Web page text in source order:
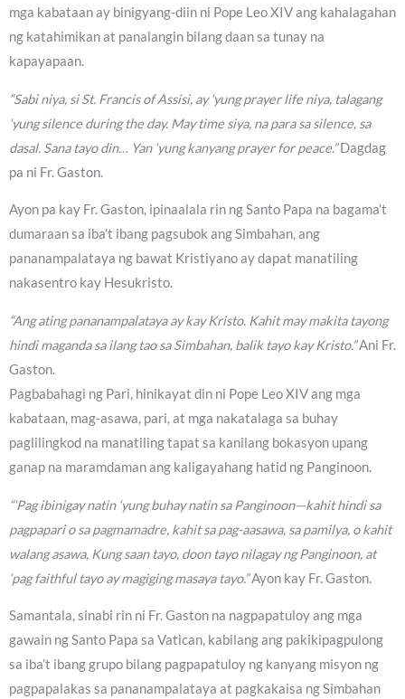
mga kabataan ay binigyang-diin ni Pope Leo XIV ang kahalagahan
ng katahimikan at panalangin bilang daan sa tunay na
kapayapaan.
“Sabi niya, si St. Francis of Assisi, ay ‘yung prayer life niya, talagang
‘yung silence during the day. May time siya, na para sa silence, sa
dasal. Sana tayo din… Yan ‘yung kanyang prayer for peace.”Dagdag
pa ni Fr. Gaston.
Ayon pa kay Fr. Gaston, ipinaalala rin ng Santo Papa na bagama’t
dumaraan sa iba’t ibang pagsubok ang Simbahan, ang
pananampalataya ng bawat Kristiyano ay dapat manatiling
nakasentro kay Hesukristo.
“Ang ating pananampalataya ay kay Kristo. Kahit may makita tayong
hindi maganda sa ilang tao sa Simbahan, balik tayo kay Kristo.”Ani Fr.
Gaston.
Pagbabahagi ng Pari, hinikayat din ni Pope Leo XIV ang mga
kabataan, mag-asawa, pari, at mga nakatalaga sa buhay
paglilingkod na manatiling tapat sa kanilang bokasyon upang
ganap na maramdaman ang kaligayahang hatid ng Panginoon.
“‘Pag ibinigay natin ‘yung buhay natin sa Panginoon—kahit hindi sa
pagpapari o sa pagmamadre, kahit sa pag-aasawa, sa pamilya, o kahit
walang asawa, Kung saan tayo, doon tayo nilagay ng Panginoon, at
‘pag faithful tayo ay magiging masaya tayo.”Ayon kay Fr. Gaston.
Samantala, sinabi rin ni Fr. Gaston na nagpapatuloy ang mga
gawain ng Santo Papa sa Vatican, kabilang ang pakikipagpulong
sa iba’t ibang grupo bilang pagpapatuloy ng kanyang misyon ng
pagpapalakas sa pananampalataya at pagkakaisa ng Simbahan